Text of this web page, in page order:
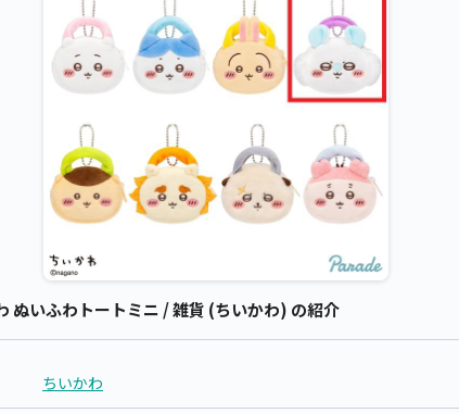
ぬいふわトートミニ / 雑貨 (ちいかわ) の紹介
ちいかわ